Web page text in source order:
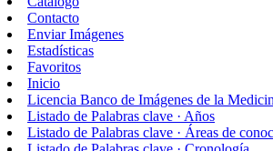
Contacto
Enviar Imágenes
Estadísticas
Favoritos
Inicio
Licencia Banco de Imágenes de la
Listado de Palabras clave · Años
Listado de Palabras clave · Áreas de